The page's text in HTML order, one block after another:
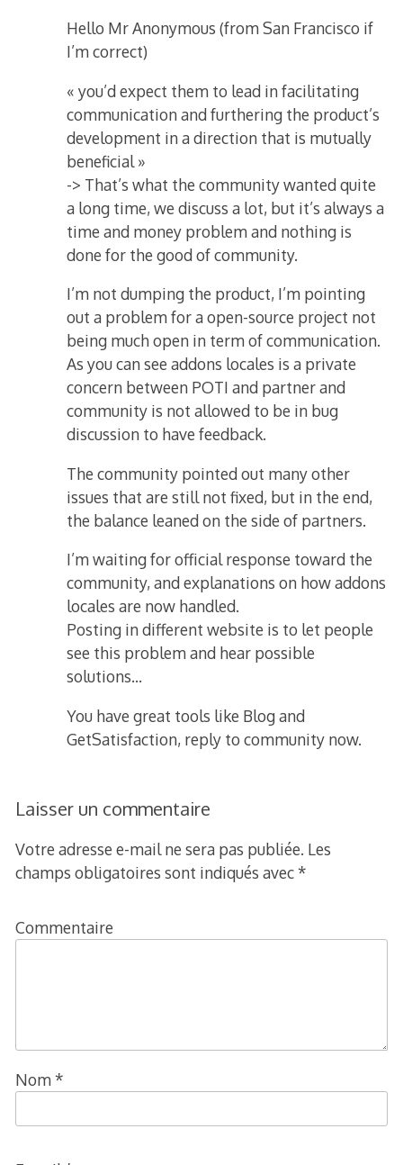
Hello Mr Anonymous (from San Francisco if
I’m correct)
« you’d expect them to lead in facilitating
communication and furthering the product’s
development in a direction that is mutually
beneficial »
-> That’s what the community wanted quite
a long time, we discuss a lot, but it’s always a
time and money problem and nothing is
done for the good of community.
I’m not dumping the product, I’m pointing
out a problem for a open-source project not
being much open in term of communication.
As you can see addons locales is a private
concern between POTI and partner and
community is not allowed to be in bug
discussion to have feedback.
The community pointed out many other
issues that are still not fixed, but in the end,
the balance leaned on the side of partners.
I’m waiting for official response toward the
community, and explanations on how addons
locales are now handled.
Posting in different website is to let people
see this problem and hear possible
solutions…
You have great tools like Blog and
GetSatisfaction, reply to community now.
Laisser un commentaire
Votre adresse e-mail ne sera pas publiée. Les
champs obligatoires sont indiqués avec *
Commentaire
Nom *